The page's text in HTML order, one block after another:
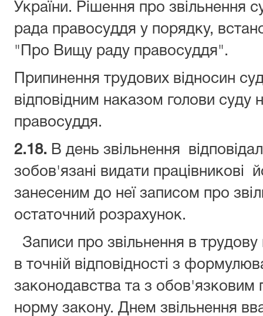
України. Рішення про звільнення
рада правосуддя у порядку,
"Про Вищу раду правосуддя".
Припинення трудових відносин
відповідним наказом голови суду
правосуддя.
2.18. В день звільнення
зобов'язані видати працівникові
занесеним до неї записом про
остаточний розрахунок.
Записи про звільнення в
в точній відповідності з
законодавства та з обов'язковим
норму закону. Днем звільнення